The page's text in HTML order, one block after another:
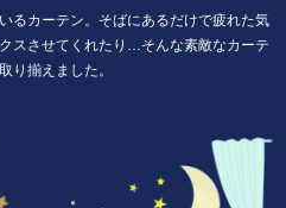
るカーテン。そばにあるだけで疲れた気
スさせてくれたり…そんな素敵なカーテ
り揃えました。